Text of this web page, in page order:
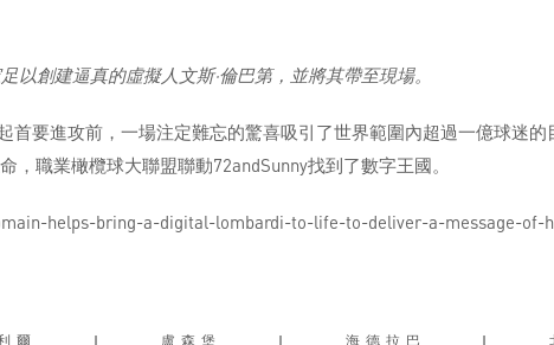
創建逼真的虛擬人文斯·倫巴第，並將其帶至現場。
首要進攻前，一場注定難忘的驚喜吸引了世界範圍內超過一億球迷的
職業橄欖球大聯盟聯動72andSunny找到了數字王國。
helps-bring-a-digital-lombardi-to-life-to-deliver-a-message-of-
爾 | 盧森堡 | 海德拉巴 |